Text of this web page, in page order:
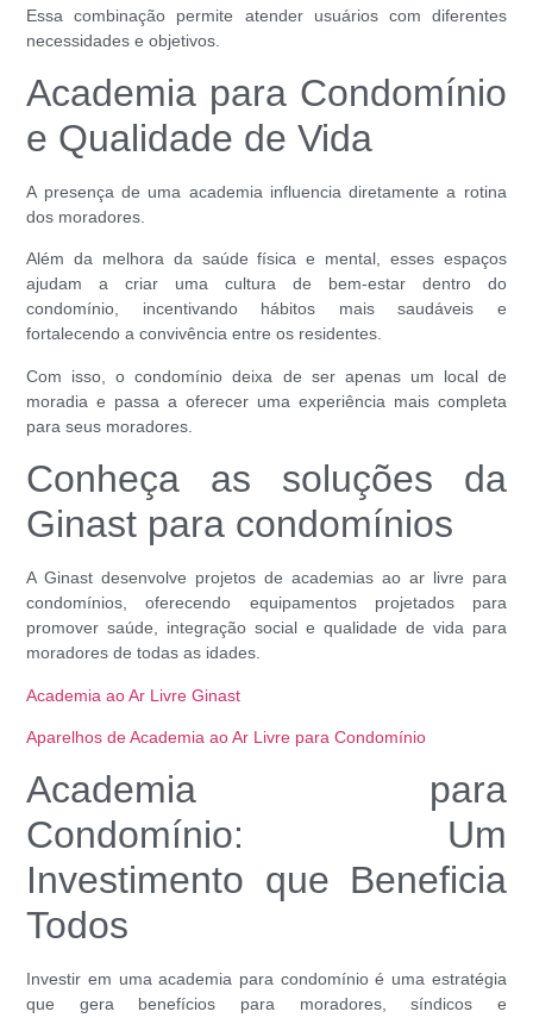
Essa combinação permite atender usuários com diferentes
necessidades e objetivos.
Academia para Condomínio
e Qualidade de Vida
A presença de uma academia influencia diretamente a rotina
dos moradores.
Além da melhora da saúde física e mental, esses espaços
ajudam a criar uma cultura de bem-estar dentro do
condomínio, incentivando hábitos mais saudáveis e
fortalecendo a convivência entre os residentes.
Com isso, o condomínio deixa de ser apenas um local de
moradia e passa a oferecer uma experiência mais completa
para seus moradores.
Conheça as soluções da
Ginast para condomínios
A Ginast desenvolve projetos de academias ao ar livre para
condomínios, oferecendo equipamentos projetados para
promover saúde, integração social e qualidade de vida para
moradores de todas as idades.
Academia ao Ar Livre Ginast
Aparelhos de Academia ao Ar Livre para Condomínio
Academia para
Condomínio: Um
Investimento que Beneficia
Todos
Investir em uma academia para condomínio é uma estratégia
que gera benefícios para moradores, síndicos e